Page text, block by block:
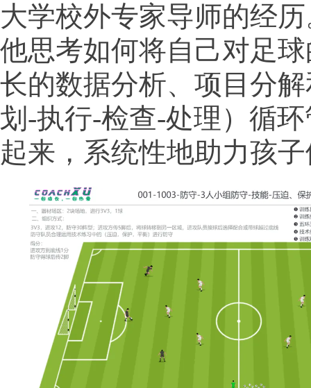
大学校外专家导师的经
他思考如何将自己对足
长的数据分析、项目分
划-执行-检查-处理）循
起来，系统性地助力孩